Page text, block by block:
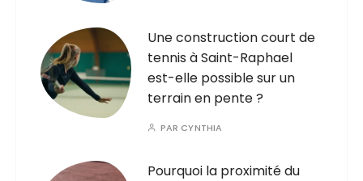
Une construction court de
tennis à Saint-Raphael
est-elle possible sur un
terrain en pente ?
PAR CYNTHIA
Pourquoi la proximité du